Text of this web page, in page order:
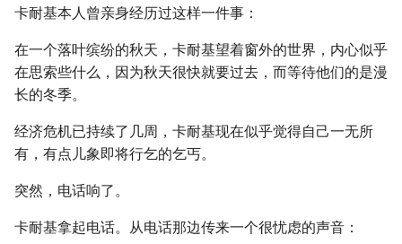
卡耐基本人曾亲身经历过这样一件事：
在一个落叶缤纷的秋天，卡耐基望着窗外的世界，内心似乎
在思索些什么，因为秋天很快就要过去，而等待他们的是漫
长的冬季。
经济危机已持续了几周，卡耐基现在似乎觉得自己一无所
有，有点儿象即将行乞的乞丐。
突然，电话响了。
卡耐基拿起电话。从电话那边传来一个很忧虑的声音：